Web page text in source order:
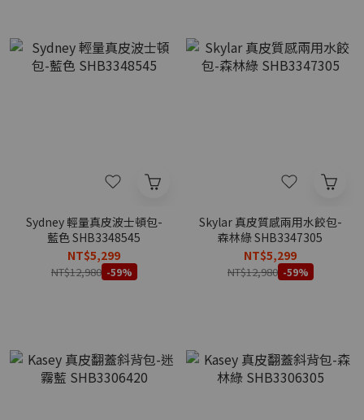
Sydney 輕量真皮波士頓包-
藍色 SHB3348545
NT$5,299
NT$12,980 -59%
Skylar 真皮質感兩用水餃包-
森林綠 SHB3347305
NT$5,299
NT$12,980 -59%